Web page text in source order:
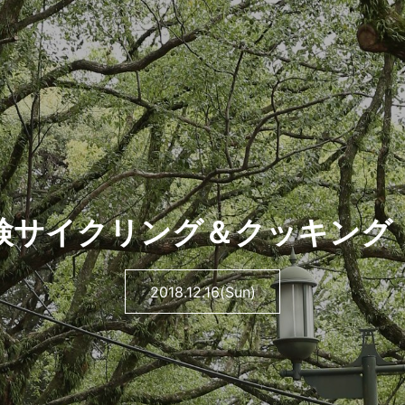
サイクリング＆クッキング
2018.12.16(Sun)